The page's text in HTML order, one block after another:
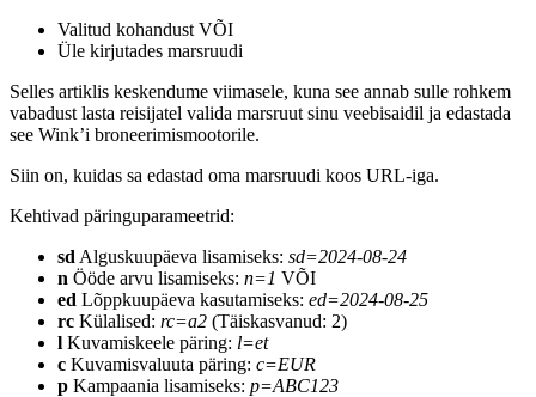
Valitud kohandust VÕI
Üle kirjutades marsruudi
Selles artiklis keskendume viimasele, kuna see annab sulle rohkem
vabadust lasta reisijatel valida marsruut sinu veebisaidil ja edastada
see Wink’i broneerimismootorile.
Siin on, kuidas sa edastad oma marsruudi koos URL-iga.
Kehtivad päringuparameetrid:
sd Alguskuupäeva lisamiseks: sd=2024-08-24
n Ööde arvu lisamiseks: n=1 VÕI
ed Lõppkuupäeva kasutamiseks: ed=2024-08-25
rc Külalised: rc=a2 (Täiskasvanud: 2)
l Kuvamiskeele päring: l=et
c Kuvamisvaluuta päring: c=EUR
p Kampaania lisamiseks: p=ABC123